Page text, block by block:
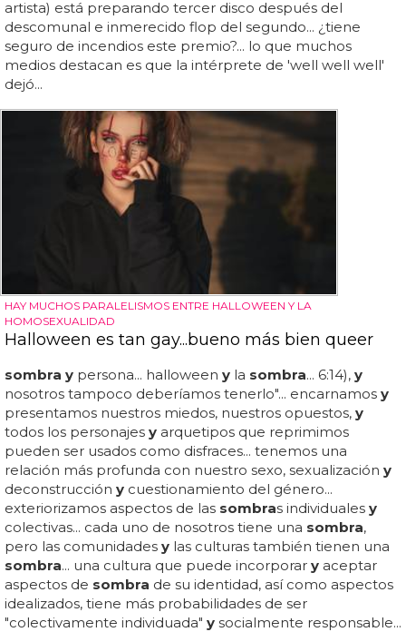
artista) está preparando tercer disco después del
descomunal e inmerecido flop del segundo... ¿tiene
seguro de incendios este premio?... lo que muchos
medios destacan es que la intérprete de 'well well well'
dejó...
HAY MUCHOS PARALELISMOS ENTRE HALLOWEEN Y LA
HOMOSEXUALIDAD
Halloween es tan gay...bueno más bien queer
sombra y persona... halloween y la sombra... 6:14), y
nosotros tampoco deberíamos tenerlo"... encarnamos y
presentamos nuestros miedos, nuestros opuestos, y
todos los personajes y arquetipos que reprimimos
pueden ser usados como disfraces... tenemos una
relación más profunda con nuestro sexo, sexualización y
deconstrucción y cuestionamiento del género...
exteriorizamos aspectos de las sombras individuales y
colectivas... cada uno de nosotros tiene una sombra,
pero las comunidades y las culturas también tienen una
sombra... una cultura que puede incorporar y aceptar
aspectos de sombra de su identidad, así como aspectos
idealizados, tiene más probabilidades de ser
"colectivamente individuada" y socialmente responsable...